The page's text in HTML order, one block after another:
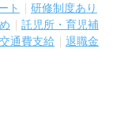
ト
研修制度あり
託児所・育児補
交通費支給
退職金